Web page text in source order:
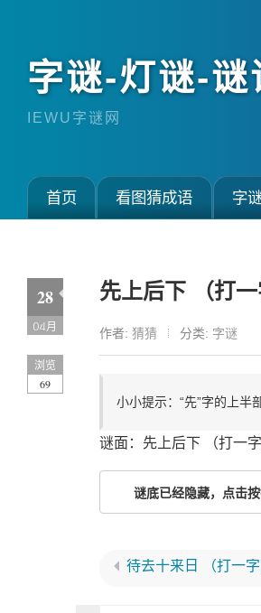
字谜-灯谜-
IEWU字谜网
首页 看图猜成语 字
先上后下 （打一
作者: 猜猜 分类: 字谜
小小提示：“先”字的上半
谜面：先上后下 （打一字
谜底已经隐藏，点击按
28
04月
浏览
69
待去十来日 （打一字